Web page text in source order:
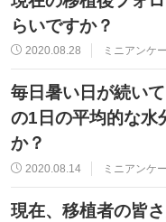
らいですか？
2020.08.28 ミニアンケ
毎日暑い日が続い
の1日の平均的な水
か？
2020.08.14 ミニアンケ
現在、移植者の皆